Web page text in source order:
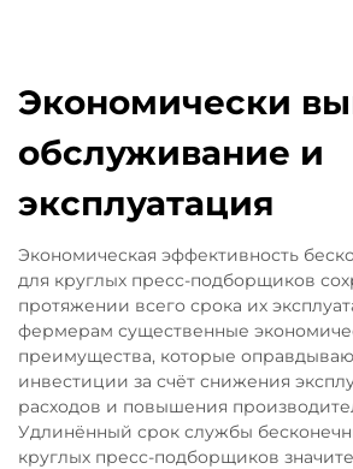
Экономически
обслуживание и
эксплуатация
Экономическая эффективность
для круглых пресс-подборщиков
протяжении всего срока их
фермерам существенные
преимущества, которые
инвестиции за счёт снижения
расходов и повышения
Удлинённый срок службы
круглых пресс-подборщиков